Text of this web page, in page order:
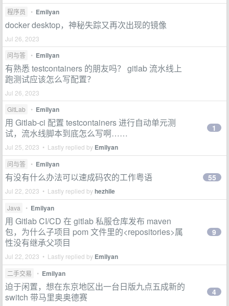
程序员 • Emilyan
docker desktop，神秘失踪又再次出现的镜像
Jul 26, 2023
问与答
• Emilyan
有熟悉 testcontainers 的朋友吗？ gitlab 流水线上
跑测试应该怎么写配置？
Jul 26, 2023
GitLab
• Emilyan
用 Gitlab-ci 配置 testcontainers 进行自动单元测
试，流水线脚本到底怎么写啊……
Jul 25, 2023 • Lastly replied by Emilyan
1
问与答 • Emilyan
有没有什么办法可以速成码农的工作粤语
Jul 22, 2023 • Lastly replied byhezhile
55
Java • Emilyan
用 Gitlab CI/CD 在 gitlab 私服仓库发布 maven
包，为什么子项目 pom 文件里的<repositories>属
性没有继承父项目
Jul 22, 2023 • Lastly replied by Emilyan
9
二手交易 • Emilyan
迫于闲置，想在东京地区出一台日版九点五成新的
switch 带马里奥奥德赛
4